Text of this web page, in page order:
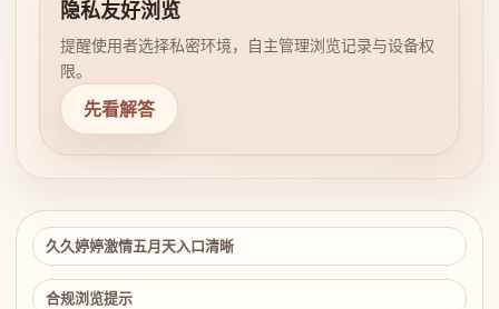
隐私友好浏览
提醒使用者选择私密环境，自主管理浏览记录与设备权
限。
先看解答
久久婷婷激情五月天入口清晰
合规浏览提示